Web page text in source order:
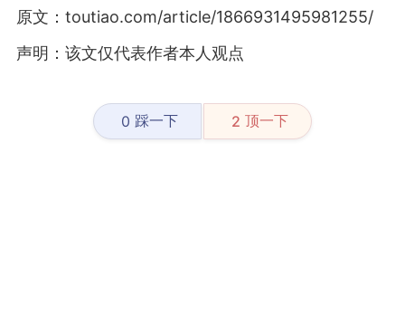
原文：toutiao.com/article/1866931495981255/
声明：该文仅代表作者本人观点
0 踩一下 2 顶一下